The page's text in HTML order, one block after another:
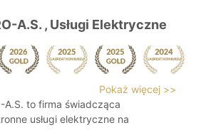
A.S. , Usługi Elektryczne
Pokaż więcej >>
A.S. to firma świadcząca
usługi elektryczne na